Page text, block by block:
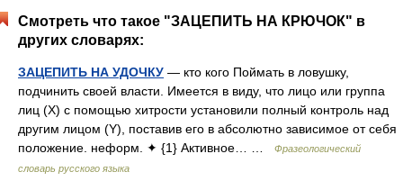
Смотреть что такое "ЗАЦЕПИТЬ НА КРЮЧОК" в
других словарях:
ЗАЦЕПИТЬ НА УДОЧКУ — кто кого Поймать в ловушку,
подчинить своей власти. Имеется в виду, что лицо или группа
лиц (X) с помощью хитрости установили полный контроль над
другим лицом (Y), поставив его в абсолютно зависимое от себя
положение. неформ. ✦ {1} Активное… …
Фразеологический
словарь русского языка